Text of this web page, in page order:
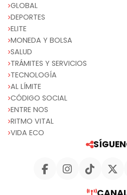
GLOBAL
DEPORTES
ELITE
MONEDA Y BOLSA
SALUD
TRÁMITES Y SERVICIOS
TECNOLOGÍA
AL LÍMITE
CÓDIGO SOCIAL
ENTRE NOS
RITMO VITAL
VIDA ECO